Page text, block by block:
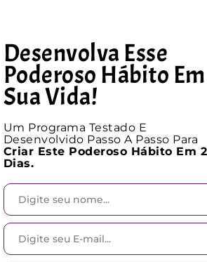
Vida
TEXTOS
Desenvolva Esse
Poderoso Hábito Em
Sua Vida!
Um Programa Testado E
Desenvolvido Passo A Passo Para
Criar Este Poderoso Hábito Em
Dias.